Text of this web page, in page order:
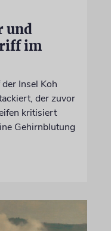
und
im
Insel Koh
der zuvor
kritisiert
Gehirnblutung